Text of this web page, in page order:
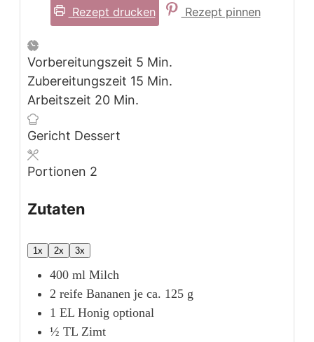
Rezept drucken Rezept pinnen
Vorbereitungszeit 5 Minuten
Min.
Zubereitungszeit 15 Minuten
Min.
Arbeitszeit 20Minuten
Min.
Gericht Dessert
Portionen 2
Zutaten
1x 2x 3x
400 ml Milch
2 reife Bananen je ca. 125 g
1 EL Honig optional
½ TL Zimt